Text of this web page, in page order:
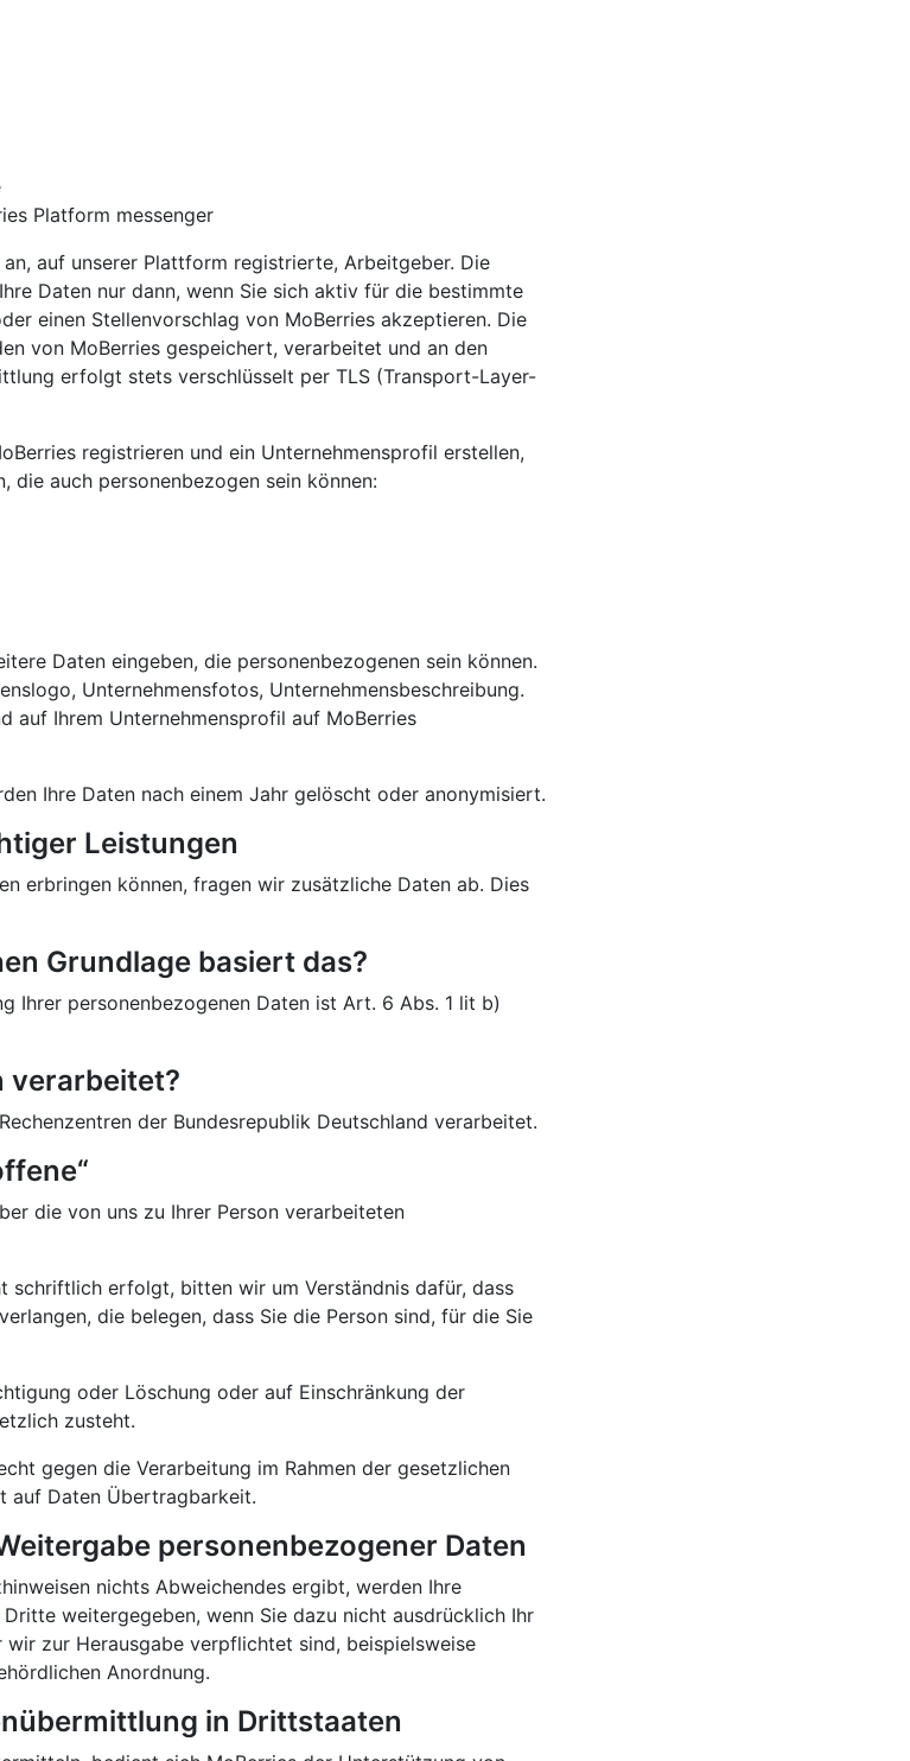
Platform messenger
auf unserer Plattform registrierte, Arbeitgeber. Die
Daten nur dann, wenn Sie sich aktiv für die bestimmte
einen Stellenvorschlag von MoBerries akzeptieren. Die
von MoBerries gespeichert, verarbeitet und an den
erfolgt stets verschlüsselt per TLS (Transport-Layer-
registrieren und ein Unternehmensprofil erstellen,
die auch personenbezogen sein können:
Daten eingeben, die personenbezogenen sein können.
Unternehmensfotos, Unternehmensbeschreibung.
auf Ihrem Unternehmensprofil auf MoBerries
Ihre Daten nach einem Jahr gelöscht oder anonymisiert.
Leistungen
erbringen können, fragen wir zusätzliche Daten ab. Dies
Grundlage basiert das?
Ihrer personenbezogenen Daten ist Art. 6 Abs. 1 lit b)
verarbeitet?
der Bundesrepublik Deutschland verarbeitet.
die von uns zu Ihrer Person verarbeiteten
schriftlich erfolgt, bitten wir um Verständnis dafür, dass
die belegen, dass Sie die Person sind, für die Sie
oder Löschung oder auf Einschränkung der
zusteht.
gegen die Verarbeitung im Rahmen der gesetzlichen
auf Daten Übertragbarkeit.
personenbezogener Daten
nichts Abweichendes ergibt, werden Ihre
weitergegeben, wenn Sie dazu nicht ausdrücklich Ihr
wir zur Herausgabe verpflichtet sind, beispielsweise
Anordnung.
in Drittstaaten